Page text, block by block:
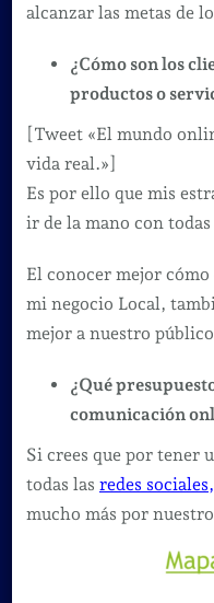
alcanzar las metas de
¿Cómo son los
productos o
[Tweet «El mundo
vida real.»]
Es por ello que mis
ir de la mano con
El conocer mejor
mi negocio Local,
mejor a nuestro
¿Qué
comunicación
Si crees que por tener
todas las redes sociales,
mucho más por